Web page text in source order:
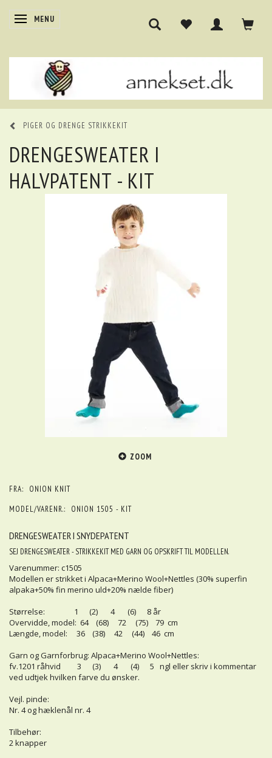
SKIFTE NAVIGATION
MENU
PIGER OG DRENGE STRIKKEKIT
DRENGESWEATER I
HALVPATENT - KIT
ZOOM
FRA:
ONION KNIT
MODEL/VARENR.:
ONION 1505 - KIT
DRENGESWEATER I SNYDEPATENT
SEJ DRENGESWEATER - STRIKKEKIT MED GARN OG OPSKRIFT TIL MODELLEN.
Varenummer: c1505
Modellen er strikket i Alpaca+Merino Wool+Nettles (30% superfin
alpaka+50% fin merino uld+20% nælde fiber)
Størrelse: 1 (2) 4 (6) 8 år
Overvidde, model: 64 (68) 72 (75) 79 cm
Længde, model: 36 (38) 42 (44) 46 cm
Garn og Garnforbrug: Alpaca+Merino Wool+Nettles:
fv.1201 råhvid 3 (3) 4 (4) 5 ngl eller skriv i kommentar
ved udtjek hvilken farve du ønsker.
Vejl. pinde:
Nr. 4 og hæklenål nr. 4
Tilbehør:
2 knapper